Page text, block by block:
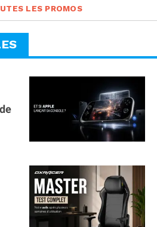
LES PROMOS